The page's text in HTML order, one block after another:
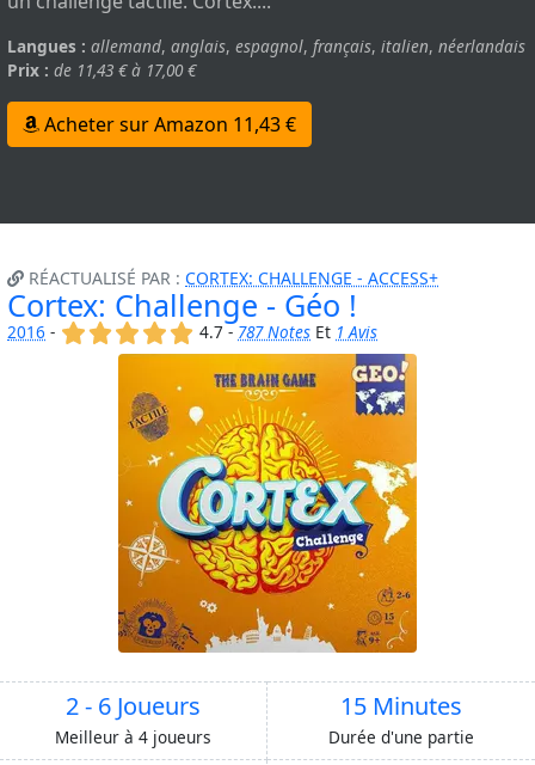
Langues : allemand, anglais, espagnol, français, italien, néerlandais
Prix : de 11,43 € à 17,00 €
Acheter sur Amazon 11,43 €
RÉACTUALISÉ PAR : CORTEX: CHALLENGE - ACCESS+
Cortex: Challenge - Géo !
2016 - (x) (x) (x) (x) (x)
4.7 - 787 Notes Et 1 Avis
2 - 6 Joueurs
Meilleur à 4 joueurs
15 Minutes
Durée d'une partie